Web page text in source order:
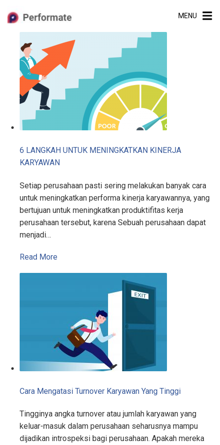
content
MENU
6 LANGKAH UNTUK MENINGKATKAN KINERJA
KARYAWAN
Setiap perusahaan pasti sering melakukan banyak cara
untuk meningkatkan performa kinerja karyawannya, yang
bertujuan untuk meningkatkan produktifitas kerja
perusahaan tersebut, karena Sebuah perusahaan dapat
menjadi…
Read More
Cara Mengatasi Turnover Karyawan Yang Tinggi
Tingginya angka turnover atau jumlah karyawan yang
keluar-masuk dalam perusahaan seharusnya mampu
dijadikan introspeksi bagi perusahaan. Apakah mereka